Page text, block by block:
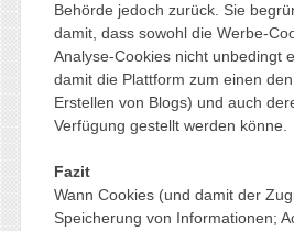
Behörde jedoch zurück. Sie
damit, dass sowohl die Werbe-
Analyse-Cookies nicht unbedingt
damit die Plattform zum einen
Erstellen von Blogs) und auch
Verfügung gestellt werden könne.
Fazit
Wann Cookies (und damit der
Speicherung von Informationen;